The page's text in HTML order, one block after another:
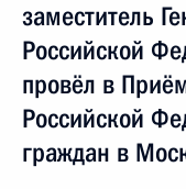
заместитель
Российской
провёл в
Российской
граждан в